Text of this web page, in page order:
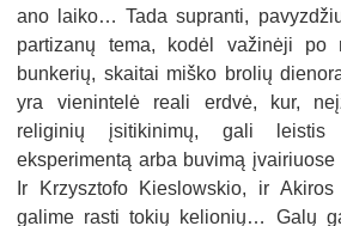
ano laiko… Tada supranti,
partizanų tema, kodėl važinėji po
bunkerių, skaitai miško brolių
yra vienintelė reali erdvė, kur,
religinių įsitikinimų, gali
eksperimentą arba buvimą
Ir Krzysztofo Kieslowskio, ir
galime rasti tokių kelionių… Galų